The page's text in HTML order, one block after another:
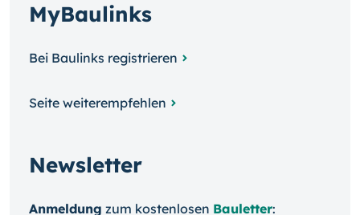
MyBaulinks
Bei Baulinks registrieren
Seite weiterempfehlen
Newsletter
Anmeldung zum kosten­losen Bauletter: